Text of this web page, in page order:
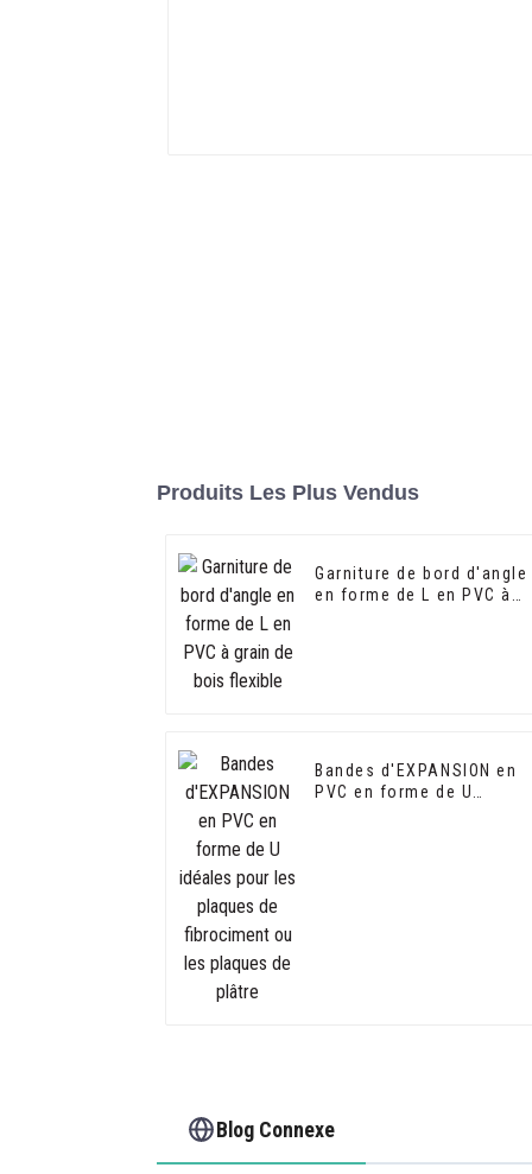
Produits Les Plus Vendus
Garniture de bord d'angle
en forme de L en PVC à
Bandes d'EXPANSION en
PVC en forme de U
Blog Connexe